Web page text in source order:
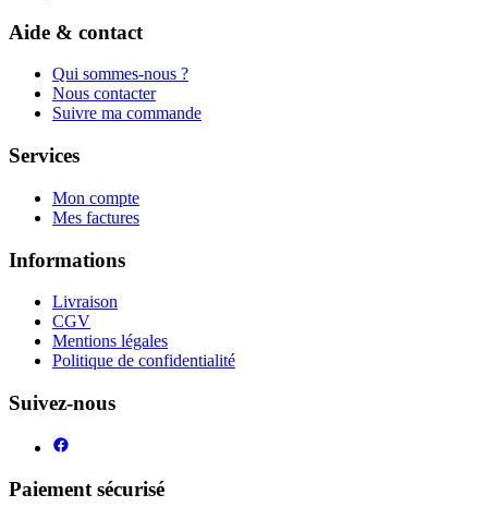
Aide & contact
Qui sommes-nous ?
Nous contacter
Suivre ma commande
Services
Mon compte
Mes factures
Informations
Livraison
CGV
Mentions légales
Politique de confidentialité
Suivez-nous
Paiement sécurisé